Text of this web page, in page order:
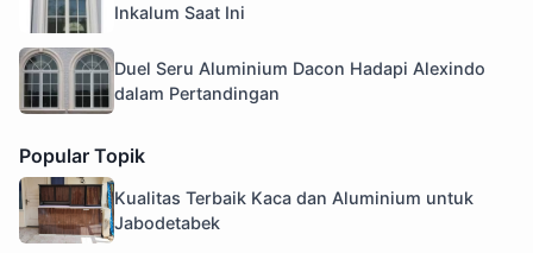
Inkalum Saat Ini
Duel Seru Aluminium Dacon Hadapi Alexindo
dalam Pertandingan
Popular Topik
Kualitas Terbaik Kaca dan Aluminium untuk
Jabodetabek